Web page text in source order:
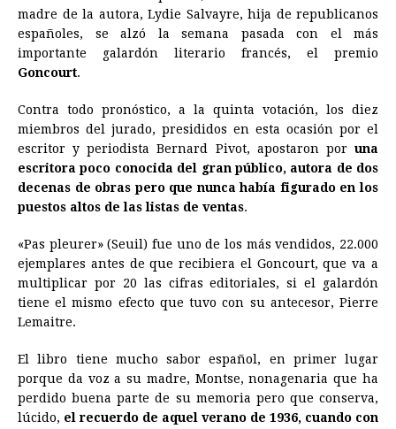
e
b
o
k
s
e
n
e
t
A
p
e
a
d
t
e
r
s
t
k
e
d
n
i
l
n
t
y
L
i
k
madre de la autora, Lydie Salvayre, hija de republicanos
españoles, se alzó la semana pasada con el más
importante galardón literario francés, el premio
Goncourt.
Contra todo pronóstico, a la quinta votación, los diez
miembros del jurado, presididos en esta ocasión por el
escritor y periodista Bernard Pivot, apostaron por una
escritora poco conocida del gran público, autora de dos
decenas de obras pero que nunca había figurado en los
puestos altos de las listas de ventas.
«Pas pleurer» (Seuil) fue uno de los más vendidos, 22.000
ejemplares antes de que recibiera el Goncourt, que va a
multiplicar por 20 las cifras editoriales, si el galardón
tiene el mismo efecto que tuvo con su antecesor, Pierre
Lemaitre.
El libro tiene mucho sabor español, en primer lugar
porque da voz a su madre, Montse, nonagenaria que ha
perdido buena parte de su memoria pero que conserva,
lúcido, el recuerdo de aquel verano de 1936, cuando con